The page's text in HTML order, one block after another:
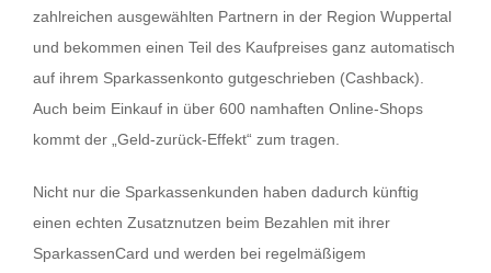
zahlreichen ausgewählten Partnern in der Region Wuppertal
und bekommen einen Teil des Kaufpreises ganz automatisch
auf ihrem Sparkassenkonto gutgeschrieben (Cashback).
Auch beim Einkauf in über 600 namhaften Online-Shops
kommt der „Geld-zurück-Effekt“ zum tragen.
Nicht nur die Sparkassenkunden haben dadurch künftig
einen echten Zusatznutzen beim Bezahlen mit ihrer
SparkassenCard und werden bei regelmäßigem